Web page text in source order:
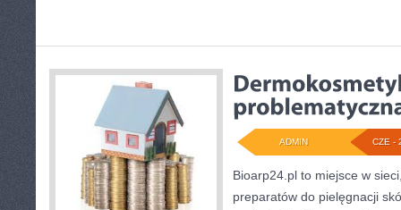
CZE -
ADMIN
Bioarp24.pl to miejsce w
preparatów do pielęgnacji